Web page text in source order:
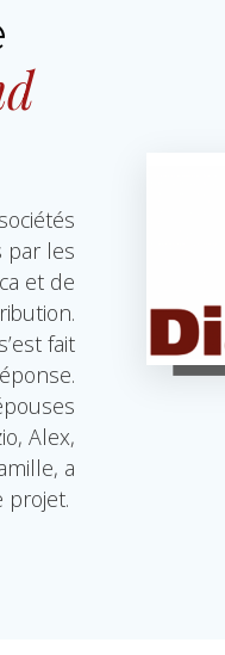
par les
et de
fait
Alex,
a
projet.